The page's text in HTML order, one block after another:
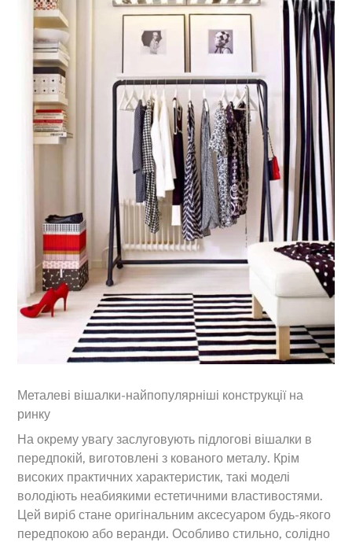
Металеві вішалки-найпопулярніші конструкції на
ринку
На окрему увагу заслуговують підлогові вішалки в
передпокій, виготовлені з кованого металу. Крім
високих практичних характеристик, такі моделі
володіють неабиякими естетичними властивостями.
Цей виріб стане оригінальним аксесуаром будь-якого
передпокою або веранди. Особливо стильно, солідно